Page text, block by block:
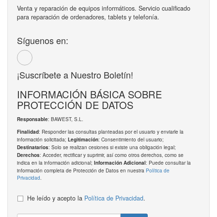
Venta y reparación de equipos informáticos. Servicio cualificado
para reparación de ordenadores, tablets y telefonía.
Síguenos en:
¡Suscríbete a Nuestro Boletín!
INFORMACIÓN BÁSICA SOBRE
PROTECCIÓN DE DATOS
Responsable: BAWEST, S.L.
Finalidad: Responder las consultas planteadas por el usuario y enviarle la
información solicitada; Legitimación: Consentimiento del usuario;
Destinatarios: Solo se realizan cesiones si existe una obligación legal;
Derechos: Acceder, rectificar y suprimir, así como otros derechos, como se
indica en la información adicional; Información Adicional: Puede consultar la
información completa de Protección de Datos en nuestra Política de
Privacidad.
He leído y acepto la Política de Privacidad.